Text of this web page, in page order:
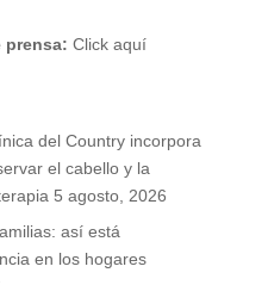
prensa: Click aquí
del Country incorpora
el cabello y la
5 agosto, 2026
así está
en los hogares